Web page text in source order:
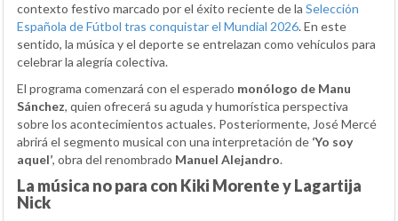
contexto festivo marcado por el éxito reciente de la Selección
Española de Fútbol tras conquistar el Mundial 2026. En este
sentido, la música y el deporte se entrelazan como vehículos para
celebrar la alegría colectiva.
El programa comenzará con el esperado monólogo de Manu
Sánchez, quien ofrecerá su aguda y humorística perspectiva
sobre los acontecimientos actuales. Posteriormente, José Mercé
abrirá el segmento musical con una interpretación de ‘Yo soy
aquel’, obra del renombrado Manuel Alejandro.
La música no para con Kiki Morente y Lagartija
Nick